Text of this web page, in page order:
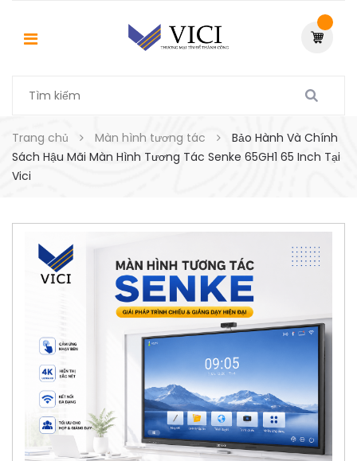
Trang chủ Màn hình tương tác
Bảo Hành Và Chính
Sách Hậu Mãi Màn Hình Tương Tác Senke 65GH1 65 Inch Tại
Vici